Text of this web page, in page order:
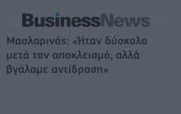
Μασλαρινός: «Ήταν δύσκολο
μετά τον αποκλεισμό, αλλά
βγάλαμε αντίδραση»